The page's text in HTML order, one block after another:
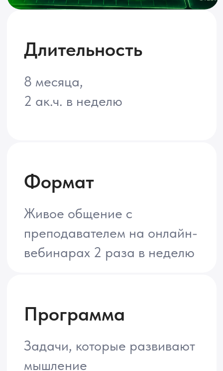
вебинарах 2 раза в неделю
Сертификат об окончании
курса МФТИ
Программа
Задачи, которые развивают
и интерес к математике